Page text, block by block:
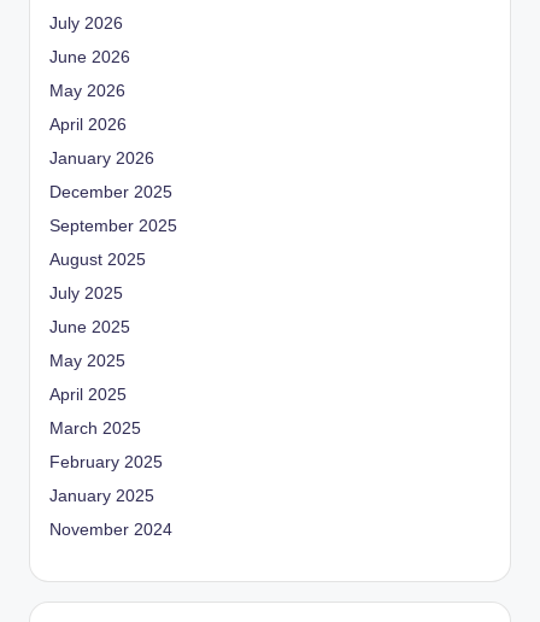
July 2026
June 2026
May 2026
April 2026
January 2026
December 2025
September 2025
August 2025
July 2025
June 2025
May 2025
April 2025
March 2025
February 2025
January 2025
November 2024